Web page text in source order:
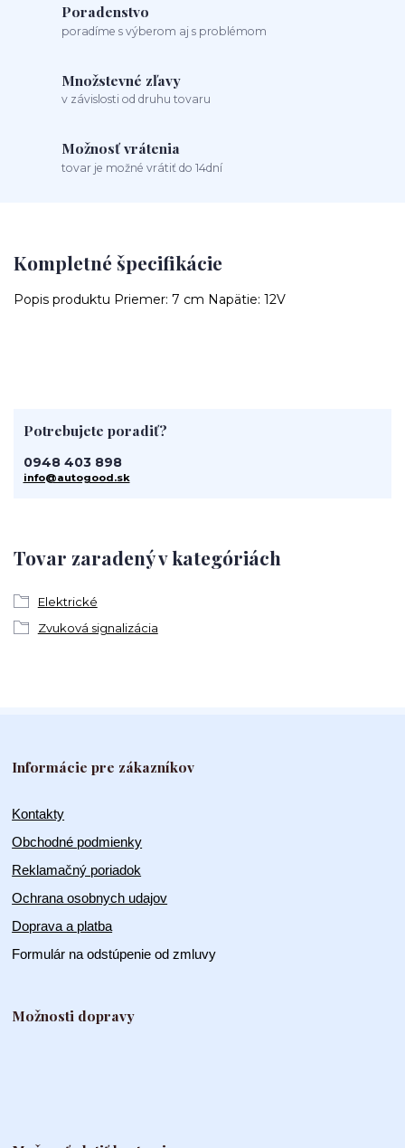
Poradenstvo
poradíme s výberom aj s problémom
Množstevné zľavy
v závislosti od druhu tovaru
Možnosť vrátenia
tovar je možné vrátiť do 14dní
Kompletné špecifikácie
Popis produktu Priemer: 7 cm Napätie: 12V
Tovar zaradený v kategóriách
Elektrické
Zvuková signalizácia
Potrebujete poradiť?
0948 403 898
info@autogood.sk
Informácie pre zákazníkov
Kontakty
Obchodné podmienky
Reklamačný poriadok
Ochrana osobnych udajov
Doprava a platba
Formulár na odstúpenie od zmluvy
Možnosti dopravy